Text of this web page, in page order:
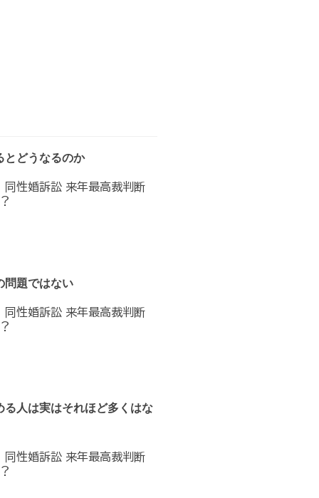
どうなるのか
性婚訴訟 来年最高裁判断
問題ではない
性婚訴訟 来年最高裁判断
人は実はそれほど多くはな
性婚訴訟 来年最高裁判断